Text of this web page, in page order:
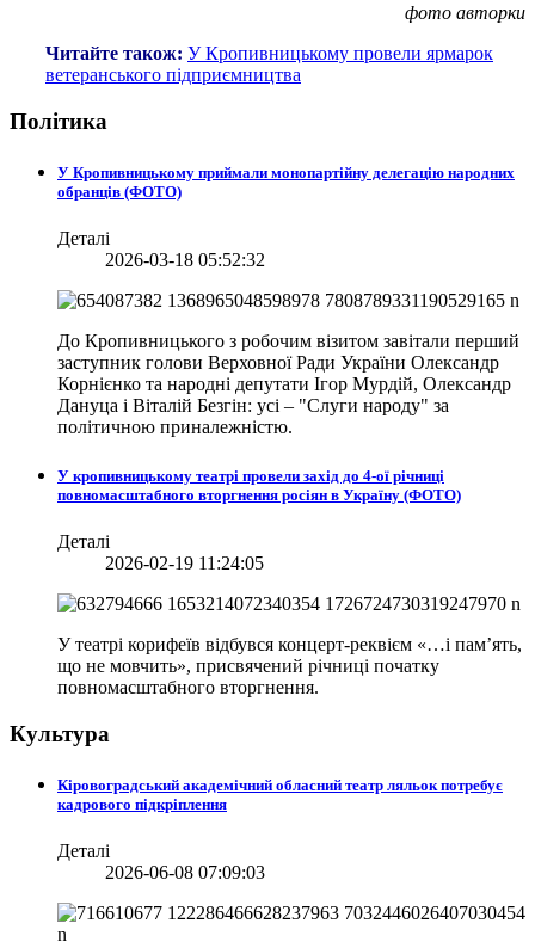
фото авторки
Читайте також: У Кропивницькому провели ярмарок
ветеранського підприємництва
Політика
У Кропивницькому приймали монопартійну делегацію народних
обранців (ФОТО)
Деталі
2026-03-18 05:52:32
До Кропивницького з робочим візитом завітали перший
заступник голови Верховної Ради України Олександр
Корнієнко та народні депутати Ігор Мурдій, Олександр
Дануца і Віталій Безгін: усі – "Слуги народу" за
політичною приналежністю.
У кропивницькому театрі провели захід до 4-ої річниці
повномасштабного вторгнення росіян в Україну (ФОТО)
Деталі
2026-02-19 11:24:05
У театрі корифеїв відбувся концерт-реквієм «…і пам’ять,
що не мовчить», присвячений річниці початку
повномасштабного вторгнення.
Культура
Кіровоградський академічний обласний театр ляльок потребує
кадрового підкріплення
Деталі
2026-06-08 07:09:03